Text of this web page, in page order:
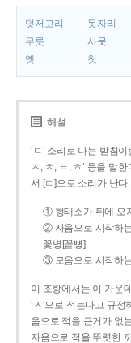
덧저고리 돗자리
무릇
사뭇
옛
첫
해설
‘ㄷ’ 소리로 나는 받침
ㅈ, ㅊ, ㅌ, ㅎ’ 등을 말
서 [ㄷ]으로 소리가 난다.
① 형태소가 뒤에 오
② 자음으로 시작하
꽃병[꼳뼝]
③ 모음으로 시작하
이 조항에서는 이 가운
‘ㅅ’으로 적는다고 규
음으로 적을 근거가 없
자음으로 적을 뚜렷한